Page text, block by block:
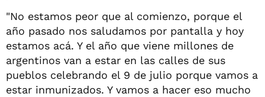
"No estamos peor que al comienzo, porque el
año pasado nos saludamos por pantalla y hoy
estamos acá. Y el año que viene millones de
argentinos van a estar en las calles de sus
pueblos celebrando el 9 de julio porque vamos a
estar inmunizados. Y vamos a hacer eso mucho